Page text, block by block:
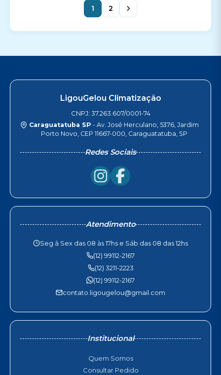
1 2
LigouGelou Climatização
CNPJ: 37.263.607/0001-74
Caraguatatuba SP - Av. José Herculano, 5376, Jardim
Porto Novo, CEP 11667-000, Caraguatatuba, SP
Redes Sociais
Atendimento
Seg à Sex das 08 às 17hs e Sáb das 08 das 12hs
(12) 99112-2167
(12) 3211-2223
(12) 99112-2167
contato.ligougelou@gmail.com
Institucional
Quem Somos
Consultar Pedido